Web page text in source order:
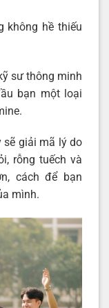
không hề thiếu
sư thông minh
bạn một loại
sẽ giải mã lý do
rỗng tuếch và
cách để bạn
mình.